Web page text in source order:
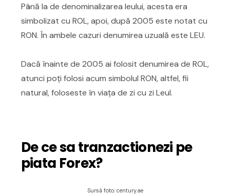
Până la de denominalizarea leului, acesta era
simbolizat cu ROL, apoi, după 2005 este notat cu
RON. În ambele cazuri denumirea uzuală este LEU.
Dacă înainte de 2005 ai folosit denumirea de ROL,
atunci poți folosi acum simbolul RON, altfel, fii
natural, foloseste în viața de zi cu zi Leul.
De ce sa tranzactionezi pe
piata Forex?
Sursă foto: century.ae